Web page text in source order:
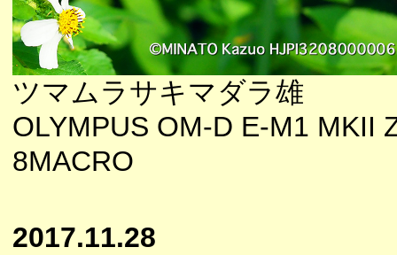
ツマムラサキマダラ雄
OLYMPUS OM-D E-M1 MKII
8MACRO
2017.11.28